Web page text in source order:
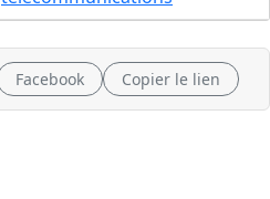
Facebook Copier le lien